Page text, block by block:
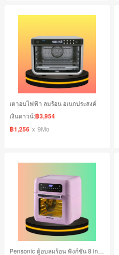
เตาอบไฟฟ้า ลมร้อน อเนกประสงค์
เงินดาวน์:฿3,954
฿1,256 x 9Mo